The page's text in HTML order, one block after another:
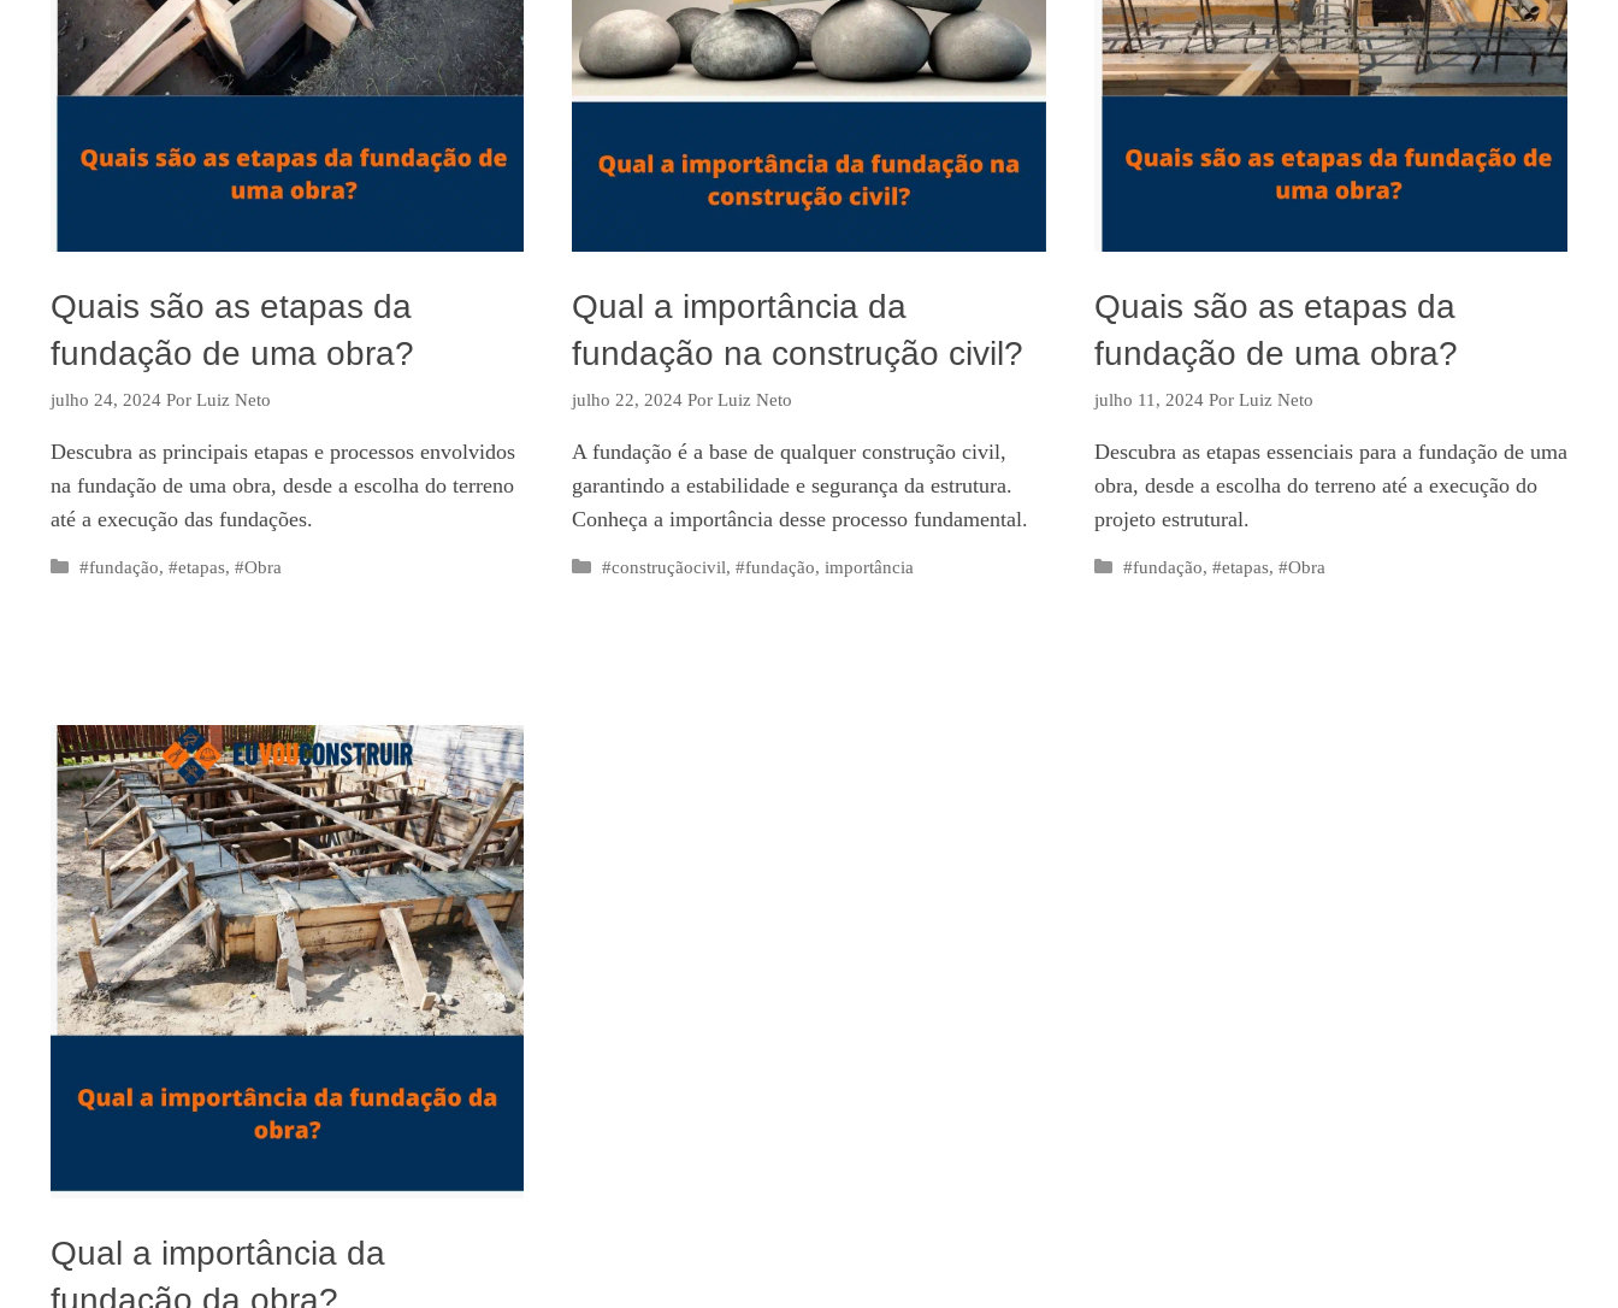
Quais são as etapas da
fundação de uma obra?
julho 24, 2024 Por Luiz Neto
Descubra as principais etapas e processos envolvidos
na fundação de uma obra, desde a escolha do terreno
até a execução das fundações.
Categorias
#fundação,#etapas,#Obra
Qual a importância da
fundação na construção civil?
julho 22, 2024 PorLuiz Neto
A fundação é a base de qualquer construção civil,
garantindo a estabilidade e segurança da estrutura.
Conheça a importância desse processo fundamental.
Categorias
#construçãocivil, #fundação, importância
Quais são as etapas da
fundação de uma obra?
julho 11, 2024 Por Luiz Neto
Descubra as etapas essenciais para a fundação de uma
obra, desde a escolha do terreno até a execução do
projeto estrutural.
Categorias
#fundação,#etapas,#Obra
Qual a importância da
fundação da obra?